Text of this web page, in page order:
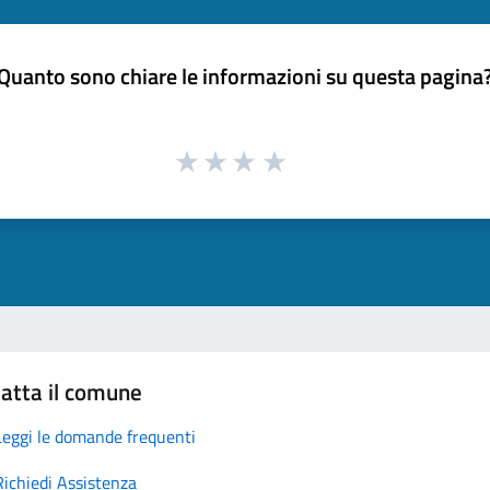
sono chiare le informazioni su questa
il comune
le domande frequenti
Assistenza